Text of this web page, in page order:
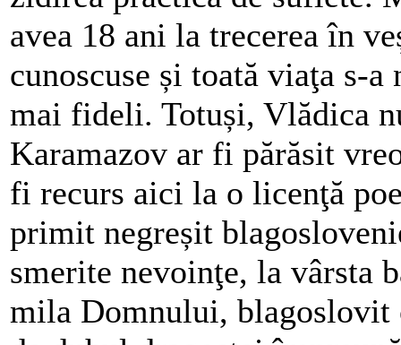
avea 18 ani la trecerea în
cunoscuse și toată viaţa s-
mai fideli. Totuși, Vlădica
Karamazov ar fi părăsit
fi recurs aici la o licenţă
primit negreșit
smerite nevoinţe, la vârsta
mila Domnului,